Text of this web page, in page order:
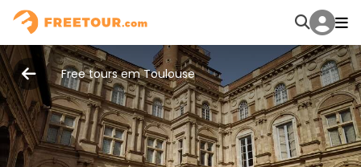
Free tours em Toulouse